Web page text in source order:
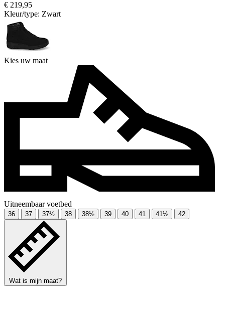
€ 219,95
Kleur/type: Zwart
Kies uw maat
Uitneembaar voetbed
36 37 37½ 38 38½ 39 40 41 41½ 42
Wat is mijn maat?